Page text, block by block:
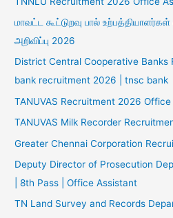
மாவட்ட கூட்டுறவு பால்
அறிவிப்பு 2026
District Central Cooperative
bank recruitment 2026 | tnsc bank
TANUVAS Recruitment 2026
TANUVAS Milk Recorder
Greater Chennai Corporation
Deputy Director of Prosecution
| 8th Pass | Office Assistant
TN Land Survey and Records